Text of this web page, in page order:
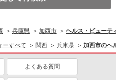
兵庫県 加西市 ヘルス・ビューテ
ーすべて 関西 兵庫県 加西市のヘ
よくある質問